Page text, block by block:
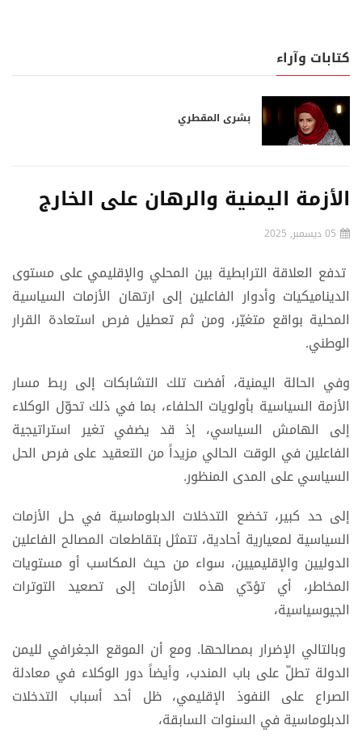
كتابات وآراء
بشرى المقطري
الأزمة اليمنية والرهان على الخارج
05 ديسمبر, 2025
تدفع العلاقة الترابطية بين المحلي والإقليمي على مستوى
الديناميكيات وأدوار الفاعلين إلى ارتهان الأزمات السياسية
المحلية بواقع متغيّر، ومن ثم تعطيل فرص استعادة القرار
الوطني.
وفي الحالة اليمنية، أفضت تلك التشابكات إلى ربط مسار
الأزمة السياسية بأولويات الحلفاء، بما في ذلك تحوّل الوكلاء
إلى الهامش السياسي، إذ قد يضفي تغير استراتيجية
الفاعلين في الوقت الحالي مزيداً من التعقيد على فرص الحل
السياسي على المدى المنظور.
إلى حد كبير، تخضع التدخلات الدبلوماسية في حل الأزمات
السياسية لمعيارية أحادية، تتمثل بتقاطعات المصالح الفاعلين
الدوليين والإقليميين، سواء من حيث المكاسب أو مستويات
المخاطر، أي تؤدّي هذه الأزمات إلى تصعيد التوترات
الجيوسياسية،
وبالتالي الإضرار بمصالحها. ومع أن الموقع الجغرافي لليمن
الدولة تطلّ على باب المندب، وأيضاً دور الوكلاء في معادلة
الصراع على النفوذ الإقليمي، ظل أحد أسباب التدخلات
الدبلوماسية في السنوات السابقة،